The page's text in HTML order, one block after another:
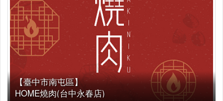
【臺中市南屯區】
HOME燒肉(台中永春店)